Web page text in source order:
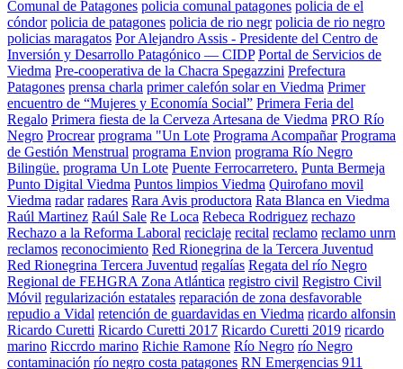
Comunal de Patagones policia comunal patagones policia de el
cóndor policia de patagones policia de rio negr policia de rio negro
policias maragatos Por Alejandro Assis - Presidente del Centro de
Inversión y Desarrollo Patagónico — CIDP Portal de Servicios de
Viedma Pre-cooperativa de la Chacra Spegazzini Prefectura
Patagones prensa charla primer calefón solar en Viedma Primer
encuentro de “Mujeres y Economía Social” Primera Feria del
Regalo Primera fiesta de la Cerveza Artesana de Viedma PRO Río
Negro Procrear programa "Un Lote Programa Acompañar Programa
de Gestión Menstrual programa Envion programa Río Negro
Bilingüe. programa Un Lote Puente Ferrocarretero. Punta Bermeja
Punto Digital Viedma Puntos limpios Viedma Quirofano movil
Viedma radar radares Rara Avis productora Rata Blanca en Viedma
Raúl Martinez Raúl Sale Re Loca Rebeca Rodriguez rechazo
Rechazo a la Reforma Laboral reciclaje recital reclamo reclamo unrn
reclamos reconocimiento Red Rionegrina de la Tercera Juventud
Red Rionegrina Tercera Juventud regalías Regata del río Negro
Regional de FEHGRA Zona Atlántica registro civil Registro Civil
Móvil regularización estatales reparación de zona desfavorable
repudio a Vidal retención de guardavidas en Viedma ricardo alfonsin
Ricardo Curetti Ricardo Curetti 2017 Ricardo Curetti 2019 ricardo
marino Riccrdo marino Richie Ramone Río Negro río Negro
contaminación río negro costa patagones RN Emergencias 911